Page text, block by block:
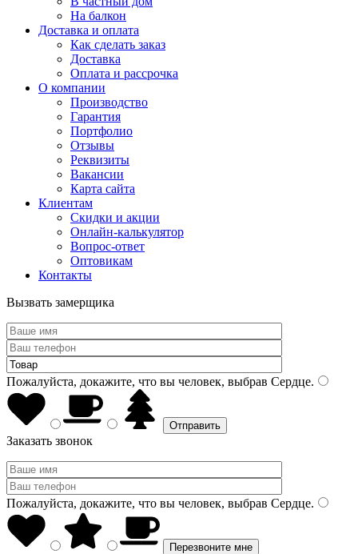
На балкон
Доставка и оплата
Как сделать заказ
Доставка
Оплата и рассрочка
О компании
Производство
Гарантия
Портфолио
Отзывы
Реквизиты
Вакансии
Карта сайта
Клиентам
Скидки и акции
Онлайн-калькулятор
Вопрос-ответ
Оптовикам
Контакты
Вызвать замерщика
Пожалуйста, докажите, что вы человек, выбрав Сердце.
Заказать звонок
Пожалуйста, докажите, что вы человек, выбрав Сердце.